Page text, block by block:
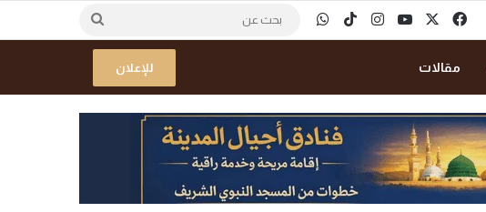
فيسبوك ‫YouTubeانستقرام‫TikTokواتساب
مقالات للإعلان